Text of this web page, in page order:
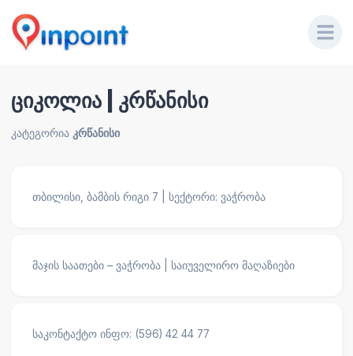
ციკოლია | კრწანისი
კატეგორია კრწანისი
თბილისი, ბამბის რიგი 7 | სექტორი: ვაჭრობა
მაჯის საათები – ვაჭრობა | საიუველირო მაღაზიები
საკონტაქტო ინფო: (596) 42 44 77